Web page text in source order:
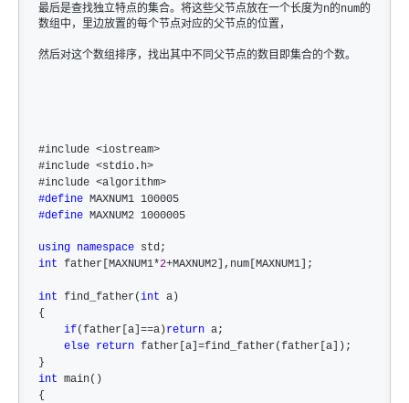
最后是查找独立特点的集合。将这些父节点放在一个长度为n的num的
数组中，里边放置的每个节点对应的父节点的位置，
然后对这个数组排序，找出其中不同父节点的数目即集合的个数。
#include <iostream>
#include <stdio.h>
#include
#define
#define MAXNUM2 1000005
using namespace
int father[MAXNUM1*2+MAXNUM2],num[MAXNUM1];
int find_father(int a)
{
if(father[a]==a)return a;
else return father[a]=find_father(father[a]);
int main()
{